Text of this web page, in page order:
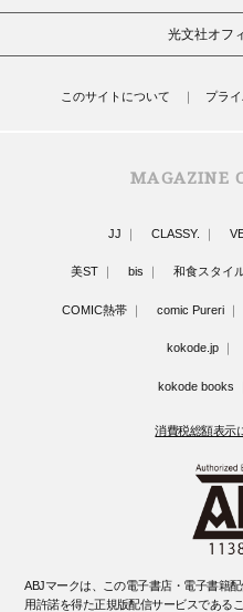
光文社オフ
このサイトについて プラ
MAGAZINE
JJ CLASSY.
美ST bis 和食スタイ
COMIC熱帯 comic Pureri
kokode.jp
kokode books
消費税総額表示
ABJマークは、この電子書店・電子書籍
用許諾を得た正規版配信サービスである